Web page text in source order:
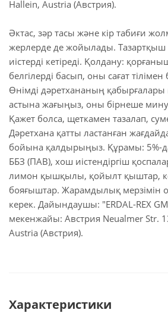
Hallein, Austria (Австрия).
Әктас, зәр тасы және кір табиғи
жерлерде де жойылады.
иістерді кетіреді. Қолдану:
белгілерді басып, оны сағат
Өнімді дәретхананың қабырғалары
астына жағыңыз, оны бірнеше
Қажет болса, щеткамен тазалап,
Дәретхана қатты ластанған
бойына қалдырыңыз. Құрамы: 5%-
ББЗ (ПАВ), хош иістендіргіш
лимон қышқылы, қойылт қыштар,
бояғыштар. Жарамдылық мерзімін
керек. Дайындаушы: "ERDAL-REX
мекенжайы: Австрия Neualmer Str.
Austria (Австрия).
Характеристики